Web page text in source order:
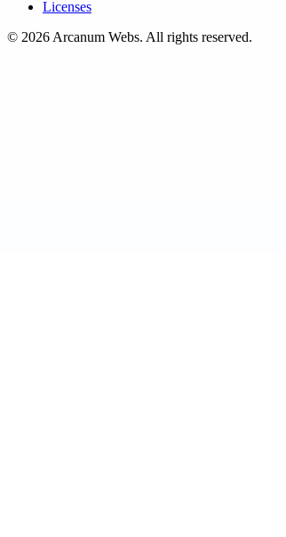
Licenses
© 2026 Arcanum Webs. All rights reserved.